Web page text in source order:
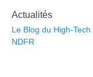
Actualités
Le Blog du High-Tech
NDFR